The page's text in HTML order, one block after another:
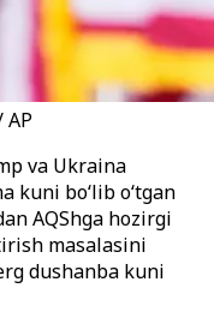
va Ukraina
kuni bo‘lib o‘tgan
AQShga hozirgi
masalasini
dushanba kuni